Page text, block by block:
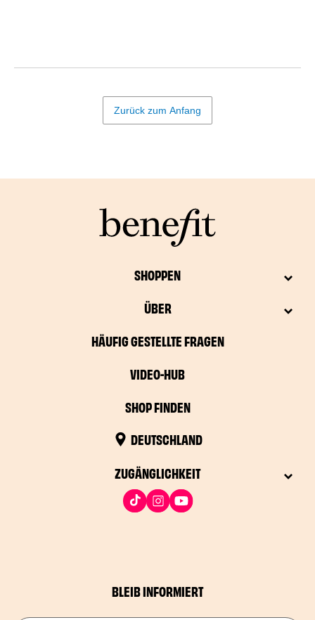
Zurück zum Anfang
SHOPPEN
ÜBER
HÄUFIG GESTELLTE FRAGEN
VIDEO-HUB
SHOP FINDEN
DEUTSCHLAND
ZUGÄNGLICHKEIT
BLEIB INFORMIERT